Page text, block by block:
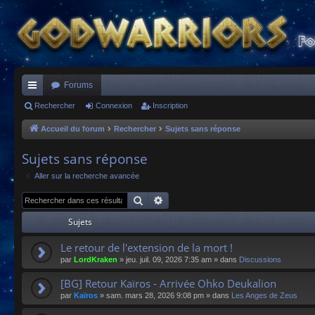
ac
co
s
Forums
Rechercher Connexion Inscription
Accueil du forum Rechercher Sujets sans réponse
Sujets sans réponse
Aller sur la recherche avancée
Rechercher
Sujets
Le retour de l'extension de la mort !
par LordKraken » jeu. juil. 09, 2026 7:35 am » dans Discussions
[BG] Retour Kaïros - Arrivée Ohko Deukalion
par Kaïros » sam. mars 28, 2026 9:08 pm » dans Les Anges de Zeus